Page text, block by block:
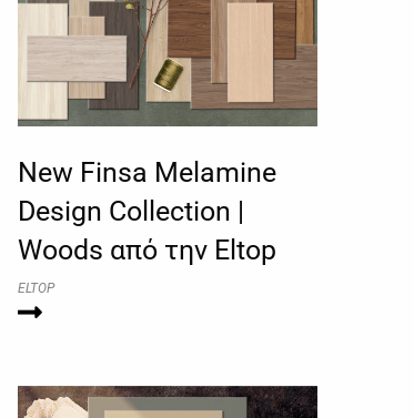
New Finsa Melamine
Design Collection |
Woods από την Eltop
ELTOP